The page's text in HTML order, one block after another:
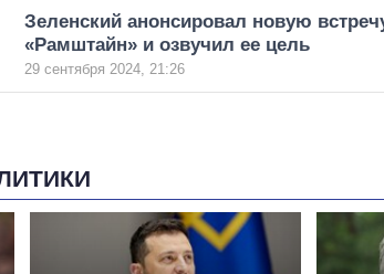
Зеленский анонсировал новую
«Рамштайн» и озвучил ее цель
29 сентября 2024, 21:26